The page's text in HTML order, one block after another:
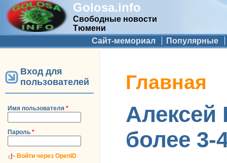
Golosa.info
Свободные новости
Тюмени
Дополнительное меню
Сайт-мемориал Популярные
Вход для
пользователей
Имя пользователя *
Пароль *
Войти через OpenID
Вы здесь
Главная
Алексей
более 3-